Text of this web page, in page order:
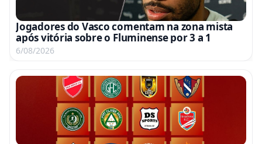
Jogadores do Vasco comentam na zona mista
após vitória sobre o Fluminense por 3 a 1
6/08/2026